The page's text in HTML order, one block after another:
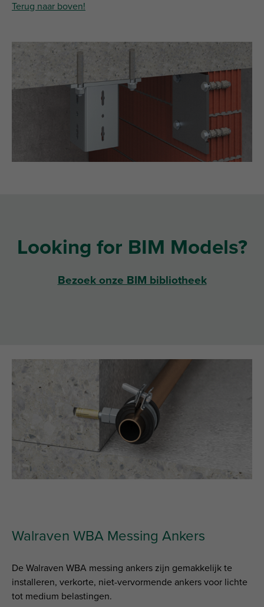
Terug naar boven!
Looking for BIM Models?
Bezoek onze BIM bibliotheek
Walraven WBA Messing Ankers
De Walraven WBA messing ankers zijn gemakkelijk te
installeren, verkorte, niet-vervormende ankers voor lichte
tot medium belastingen.